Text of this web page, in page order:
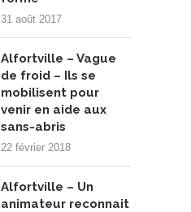
31 août 2017
Alfortville – Vague
de froid – Ils se
mobilisent pour
venir en aide aux
sans-abris
22 février 2018
Alfortville – Un
animateur reconnait